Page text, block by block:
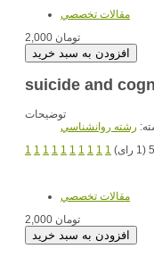
مقالات تخصصي
2,000 تومان
suicide and
توضیحات
رشته روانشناسي
1 1 1 1 1 1 1 1 1 1
مقالات تخصصي
2,000 تومان